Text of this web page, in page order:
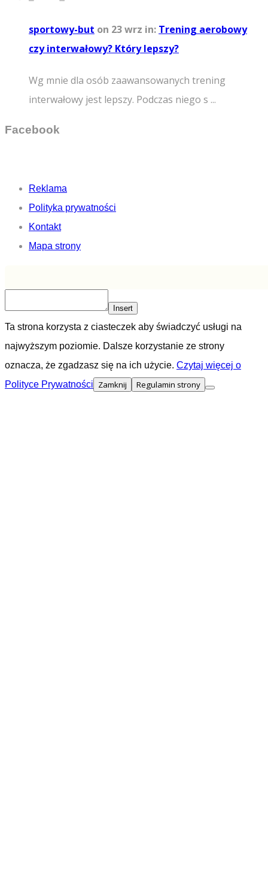
sportowy-but on 23 wrz in: Trening aerobowy
czy interwałowy? Który lepszy?
Wg mnie dla osób zaawansowanych trening
interwałowy jest lepszy. Podczas niego s ...
Facebook
Reklama
Polityka prywatności
Kontakt
Mapa strony
Insert
Ta strona korzysta z ciasteczek aby świadczyć usługi na
najwyższym poziomie. Dalsze korzystanie ze strony
oznacza, że zgadzasz się na ich użycie. Czytaj więcej o
Polityce Prywatności Zamknij Regulamin strony